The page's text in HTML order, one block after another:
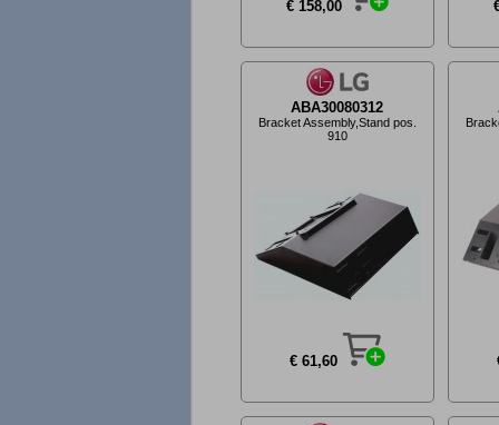
€ 158,00
ABA30080312
Bracket Assembly,Stand pos.
910
€ 61,60